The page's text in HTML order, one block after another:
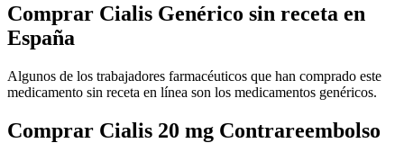
Comprar Cialis Genérico sin receta en
España
Algunos de los trabajadores farmacéuticos que han comprado este
medicamento sin receta en línea son los medicamentos genéricos.
Comprar Cialis 20 mg Contrareembolso